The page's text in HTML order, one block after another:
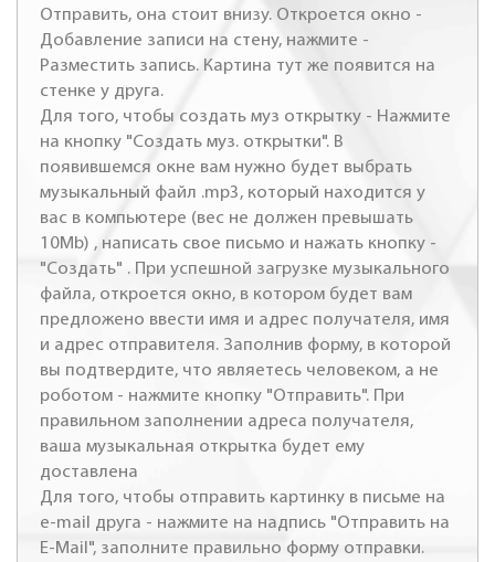
Отправить, она стоит внизу. Откроется окно -
Добавление записи на стену, нажмите -
Разместить запись. Картина тут же появится на
стенке у друга.
Для того, чтобы создать муз открытку - Нажмите
на кнопку "Создать муз. открытки". В
появившемся окне вам нужно будет выбрать
музыкальный файл .mp3, который находится у
вас в компьютере (вес не должен превышать
10Mb) , написать свое письмо и нажать кнопку -
"Создать" . При успешной загрузке музыкального
файла, откроется окно, в котором будет вам
предложено ввести имя и адрес получателя, имя
и адрес отправителя. Заполнив форму, в которой
вы подтвердите, что являетесь человеком, а не
роботом - нажмите кнопку "Отправить". При
правильном заполнении адреса получателя,
ваша музыкальная открытка будет ему
доставлена
Для того, чтобы отправить картинку в письме на
e-mail друга - нажмите на надпись "Отправить на
E-Mail", заполните правильно форму отправки.